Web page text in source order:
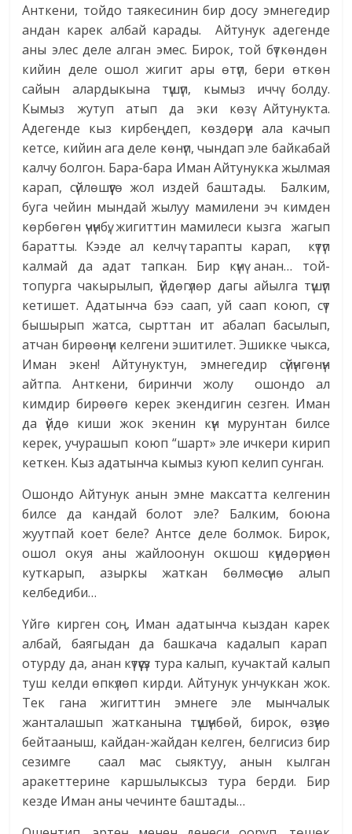
Анткени, тойдо таякесинин бир досу эмнегедир
андан карек албай карады. Айтунук адегенде
аны элес деле алган эмес. Бирок, той бүткөндөн
кийин деле ошол жигит ары өтүп, бери өткөн
сайын алардыкына түшүп, кымыз иччү болду.
Кымыз жутуп атып да эки көзү Айтунукта.
Адегенде кыз кирбеңдеп, көздөрүн ала качып
кетсе, кийин ага деле көнүп, чындап эле байкабай
калчу болгон. Бара-бара Иман Айтунукка жылмая
карап, сүйлөшүүгө жол издей баштады. Балким,
буга чейин мындай жылуу мамилени эч кимден
көрбөгөн үчүнбү, жигиттин мамилеси кызга жагып
баратты. Кээде ал келчү тарапты карап, күтүп
калмай да адат тапкан. Бир күнү анан… той-
топурга чакырылып, үйдөгүлөр дагы айылга түшүп
кетишет. Адатынча бээ саап, уй саап коюп, сүт
бышырып жатса, сырттан ит абалап басылып,
атчан бирөөнүн келгени эшитилет. Эшикке чыкса,
Иман экен! Айтунуктун, эмнегедир сүйүнгөнүн
айтпа. Анткени, биринчи жолу ошондо ал
кимдир бирөөгө керек экендигин сезген. Иман
да үйдө киши жок экенин күн мурунтан билсе
керек, учурашып коюп “шарт» эле ичкери кирип
кеткен. Кыз адатынча кымыз куюп келип сунган.
Ошондо Айтунук анын эмне максатта келгенин
билсе да кандай болот эле? Балким, боюна
жуутпай коет беле? Антсе деле болмок. Бирок,
ошол окуя аны жайлоонун окшош күндөрүнөн
куткарып, азыркы жаткан бөлмөсүнө алып
келбедиби…
Үйгө кирген соң, Иман адатынча кыздан карек
албай, баягыдан да башкача кадалып карап
отурду да, анан күтүүсүз тура калып, кучактай калып
туш келди өпкүлөп кирди. Айтунук унчуккан жок.
Тек гана жигиттин эмнеге эле мынчалык
жанталашып жатканына түшүнбөй, бирок, өзүнө
бейтааныш, кайдан-жайдан келген, белгисиз бир
сезимге саал мас сыяктуу, анын кылган
аракеттерине каршылыксыз тура берди. Бир
кезде Иман аны чечинте баштады…